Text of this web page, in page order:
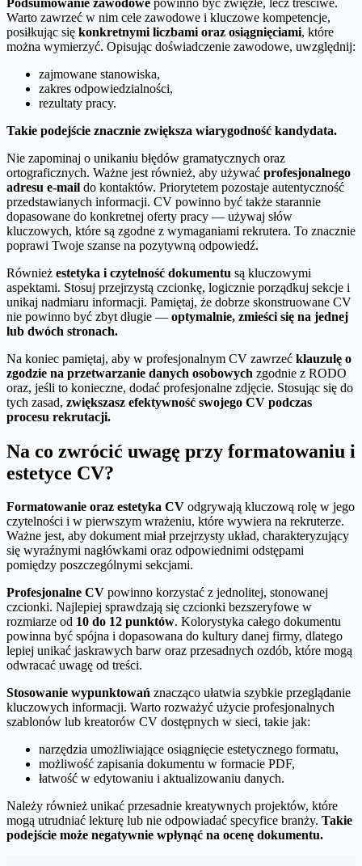
Warto zawrzeć w nim cele zawodowe i kluczowe kompetencje,
posiłkując się konkretnymi liczbami oraz osiągnięciami, które
można wymierzyć. Opisując doświadczenie zawodowe, uwzględnij:
zajmowane stanowiska,
zakres odpowiedzialności,
rezultaty pracy.
Takie podejście znacznie zwiększa wiarygodność kandydata.
Nie zapominaj o unikaniu błędów gramatycznych oraz
ortograficznych. Ważne jest również, aby używać profesjonalnego
adresu e-mail do kontaktów. Priorytetem pozostaje autentyczność
przedstawianych informacji. CV powinno być także starannie
dopasowane do konkretnej oferty pracy — używaj słów
kluczowych, które są zgodne z wymaganiami rekrutera. To znacznie
poprawi Twoje szanse na pozytywną odpowiedź.
Również estetyka i czytelność dokumentu są kluczowymi
aspektami. Stosuj przejrzystą czcionkę, logicznie porządkuj sekcje i
unikaj nadmiaru informacji. Pamiętaj, że dobrze skonstruowane CV
nie powinno być zbyt długie — optymalnie, zmieści się na jednej
lub dwóch stronach.
Na koniec pamiętaj, aby w profesjonalnym CV zawrzeć klauzulę o
zgodzie na przetwarzanie danych osobowych zgodnie z RODO
oraz, jeśli to konieczne, dodać profesjonalne zdjęcie. Stosując się do
tych zasad, zwiększasz efektywność swojego CV podczas
procesu rekrutacji.
Na co zwrócić uwagę przy formatowaniu i
estetyce CV?
Formatowanie oraz estetyka CV odgrywają kluczową rolę w jego
czytelności i w pierwszym wrażeniu, które wywiera na rekruterze.
Ważne jest, aby dokument miał przejrzysty układ, charakteryzujący
się wyraźnymi nagłówkami oraz odpowiednimi odstępami
pomiędzy poszczególnymi sekcjami.
Profesjonalne CV powinno korzystać z jednolitej, stonowanej
czcionki. Najlepiej sprawdzają się czcionki bezszeryfowe w
rozmiarze od 10 do 12 punktów. Kolorystyka całego dokumentu
powinna być spójna i dopasowana do kultury danej firmy, dlatego
lepiej unikać jaskrawych barw oraz przesadnych ozdób, które mogą
odwracać uwagę od treści.
Stosowanie wypunktowań znacząco ułatwia szybkie przeglądanie
kluczowych informacji. Warto rozważyć użycie profesjonalnych
szablonów lub kreatorów CV dostępnych w sieci, takie jak:
narzędzia umożliwiające osiągnięcie estetycznego formatu,
możliwość zapisania dokumentu w formacie PDF,
łatwość w edytowaniu i aktualizowaniu danych.
Należy również unikać przesadnie kreatywnych projektów, które
mogą utrudniać lekturę lub nie odpowiadać specyfice branży. Takie
podejście może negatywnie wpłynąć na ocenę dokumentu.